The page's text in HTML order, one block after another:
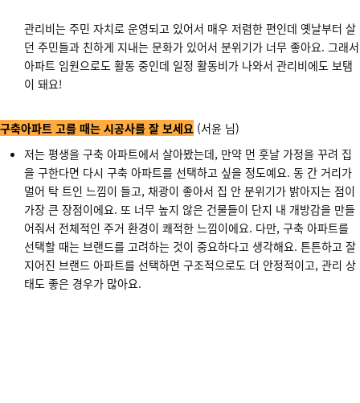
관리비는 주민 자치로 운영되고 있어서 매우 저렴한 편인데 옛날부터 살
던 주민들과 친하게 지내는 문화가 있어서 분위기가 너무 좋아요. 그래서
아파트 임원으로도 활동 중인데 일정 활동비가 나와서 관리비에도 보탬
이 돼요!
구축아파트 고를 때는 시공사를 잘 보세요 (서윤 님)
저는 평생을 구축 아파트에서 살아봤는데, 만약 먼 훗날 가정을 꾸려 집
을 구한다면 다시 구축 아파트를 선택하고 싶을 정도예요. 동 간 거리가
멀어 탁 트인 느낌이 들고, 채광이 좋아서 집 안 분위기가 밝아지는 점이
가장 큰 장점이에요. 또 너무 높지 않은 건물들이 단지 내 개방감을 만들
어줘서 전체적인 주거 환경이 쾌적한 느낌이에요. 다만, 구축 아파트를
선택할 때는 브랜드를 고려하는 것이 중요하다고 생각해요. 튼튼하고 잘
지어진 브랜드 아파트를 선택하면 구조적으로도 더 안정적이고, 관리 상
태도 좋은 경우가 많아요.